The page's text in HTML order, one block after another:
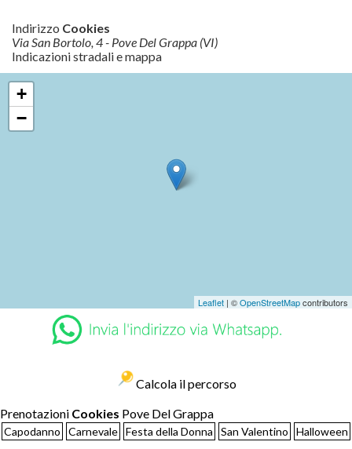
Indirizzo Cookies
Via San Bortolo, 4 - Pove Del Grappa (VI)
Indicazioni stradali e mappa
+
−
Leaflet | ©OpenStreetMapcontributors
Calcola il percorso
Prenotazioni Cookies Pove Del Grappa
Capodanno Carnevale Festa della Donna San Valentino Halloween